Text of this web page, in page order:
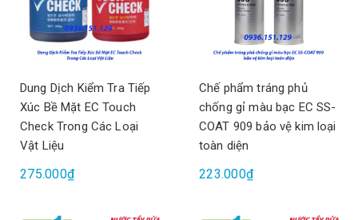
Dung Dịch Kiểm Tra Tiếp
Xúc Bề Mặt EC Touch
Check Trong Các Loại
Vật Liệu
275.000₫
Chế phẩm tráng phủ
chống gỉ màu bạc EC SS-
COAT 909 bảo vệ kim loại
toàn diện
223.000₫